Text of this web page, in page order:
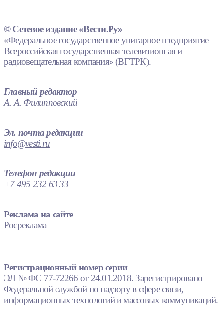
© Сетевое издание «Вести.Ру»
«Федеральное государственное унитарное предприятие
Всероссийская государственная телевизионная и
радиовещательная компания» (ВГТРК).
Главный редактор
А. А. Филипповский
Эл. почта редакции
info@vesti.ru
Телефон редакции
+7 495 232 63 33
Реклама на сайте
Росреклама
Регистрационный номер серии
ЭЛ № ФС 77-72266 от 24.01.2018. Зарегистрировано
Федеральной службой по надзору в сфере связи,
информационных технологий и массовых коммуникаций.